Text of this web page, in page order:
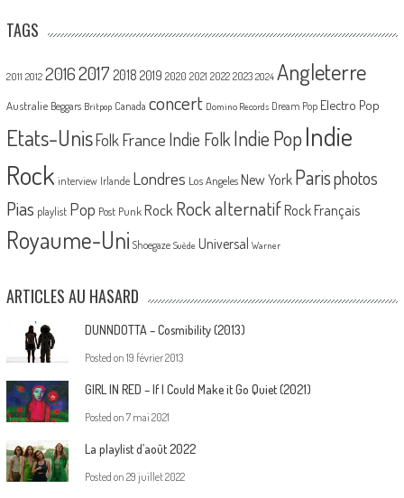
TAGS
2011 2012 20162017 2018 2019 2020 2021 2022 2023 2024 Angleterre
Australie Beggars Britpop Canada concert Domino Records Dream Pop Electro Pop
Etats-UnisFolk France Indie Folk Indie PopIndie
Rock interview Irlande Londres Los Angeles New York Parisphotos
Pias playlist Pop Post Punk Rock Rock alternatif Rock Français
Royaume-Uni Shoegaze Suède Universal Warner
ARTICLES AU HASARD
DUNNDOTTA – Cosmibility (2013)
Posted on 19 février 2013
GIRL IN RED – If I Could Make it Go Quiet (2021)
Posted on 7 mai 2021
La playlist d’août 2022
Posted on 29 juillet 2022